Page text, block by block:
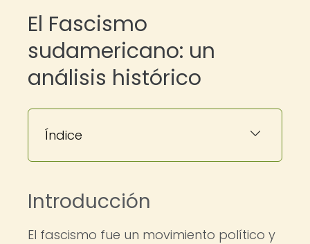
El Fascismo
sudamericano: un
análisis histórico
Índice
Introducción
El fascismo fue un movimiento político y